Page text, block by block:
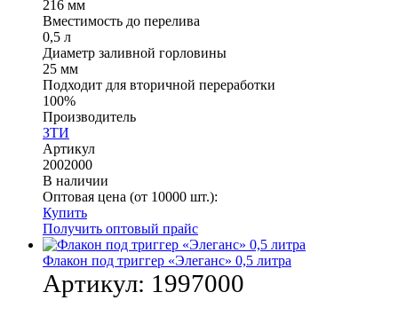
216 мм
Вместимость до перелива
0,5 л
Диаметр заливной горловины
25 мм
Подходит для вторичной переработки
100%
Производитель
ЗТИ
Артикул
2002000
В наличии
Оптовая цена (от 10000 шт.):
Купить
Получить оптовый прайс
Флакон под триггер «Элеганс» 0,5 литра
Артикул: 1997000